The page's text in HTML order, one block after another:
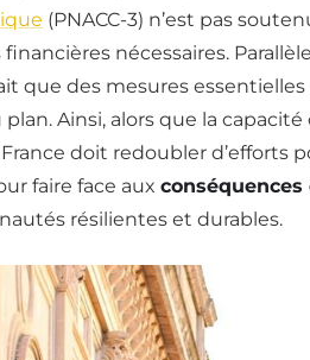
(PNACC-3) n’est pas
financières nécessaires.
que des mesures essentielles
Ainsi, alors que la
doit redoubler d’efforts
faire face aux
résilientes et durables.